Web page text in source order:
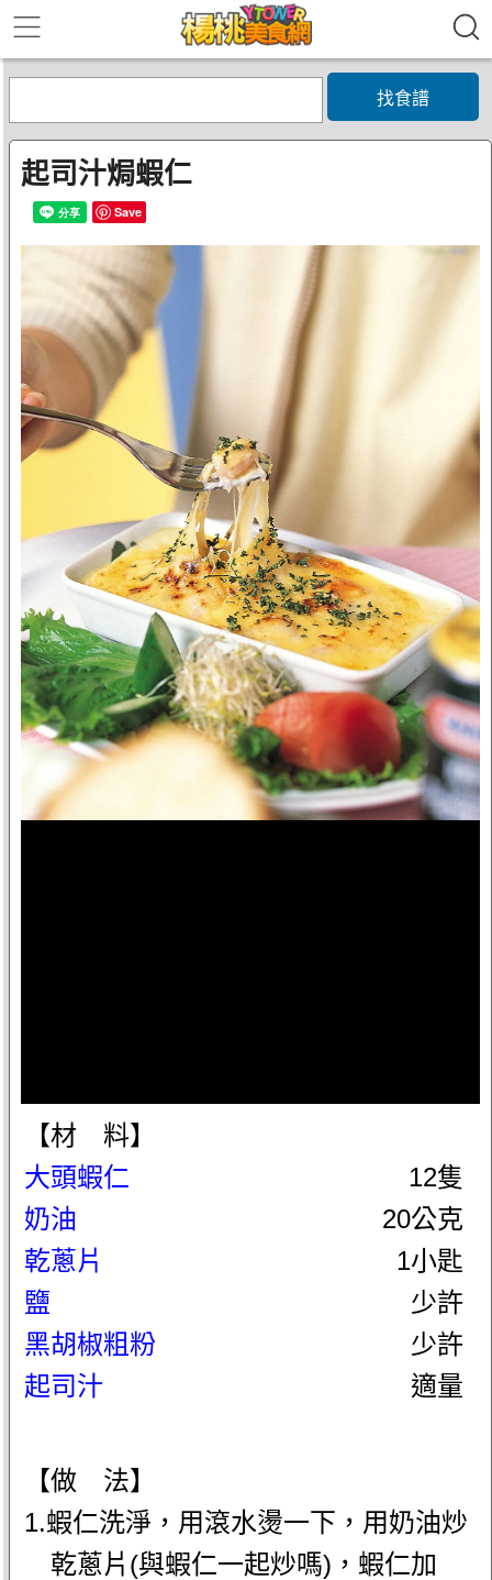
找食譜
起司汁焗蝦仁
Save
【材 料】
大頭蝦仁
12隻
奶油
20公克
乾蔥片
1小匙
鹽
少許
黑胡椒粗粉
少許
起司汁
適量
【做 法】
1.蝦仁洗淨，用滾水燙一下，用奶油炒
乾蔥片(與蝦仁一起炒嗎)，蝦仁加